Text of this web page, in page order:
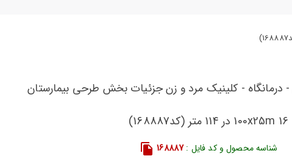
- درمانگاه - کلینیک مرد و زن جزئیات بخش طرحی بیمارستان
100x25m 16 در 114 متر (کد168887)
شناسه محصول و کد فایل :168887